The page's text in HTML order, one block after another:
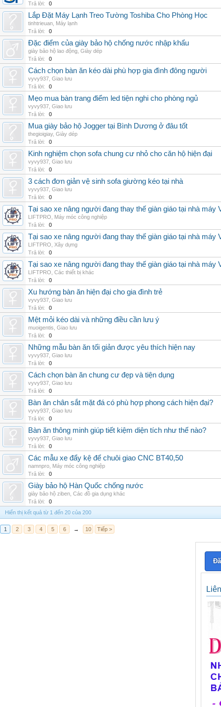
Trả lời:
0
Lắp Đặt Máy Lạnh Treo Tường Toshiba Cho Phòng Học
tinhtrieuan Máy lạnh
Trả lời:
0
Đặc điểm của giày bảo hộ chống nước nhập khẩu
giày bảo hộ lao động Giày dép
Trả lời:
0
Cách chọn bàn ăn kéo dài phù hợp gia đình đông người
vyvy937 Giao lưu
Trả lời:
0
Mẹo mua bàn trang điểm led tiện nghi cho phòng ngủ
vyvy937 Giao lưu
Trả lời:
0
Mua giày bảo hộ Jogger tại Bình Dương ở đâu tốt
thegioigiay, Giày dép
Trả lời:
0
Kinh nghiệm chọn sofa chung cư nhỏ cho căn hộ hiện đại
vyvy937 Giao lưu
Trả lời:
0
3 cách đơn giản vệ sinh sofa giường kéo tại nhà
vyvy937 Giao lưu
Trả lời:
0
Tại sao xe nâng người đang thay thế giàn giáo tại nhà máy
LIFTPRO
Máy móc công nghiệp
Trả lời:
0
Tại sao xe nâng người đang thay thế giàn giáo tại nhà máy
LIFTPRO
Xây dựng
Trả lời:
0
Tại sao xe nâng người đang thay thế giàn giáo tại nhà máy
LIFTPRO Các thiết bị khác
Trả lời:
0
Xu hướng bàn ăn hiện đại cho gia đình trẻ
vyvy937 Giao lưu
Trả lời:
0
Mệt mỏi kéo dài và những điều cần lưu ý
muoigentis Giao lưu
Trả lời:
0
Những mẫu bàn ăn tối giản được yêu thích hiện nay
vyvy937 Giao lưu
Trả lời:
0
Cách chọn bàn ăn chung cư đẹp và tiện dụng
vyvy937 Giao lưu
Trả lời:
0
Bàn ăn chân sắt mặt đá có phù hợp phong cách hiện đại?
vyvy937 Giao lưu
Trả lời:
0
Bàn ăn thông minh giúp tiết kiệm diện tích như thế nào?
vyvy937 Giao lưu
Trả lời:
0
Các mẫu xe đẩy kệ để chuôi giao CNC BT40,50
namnpro Máy móc công nghiệp
Trả lời:
0
Giày bảo hộ Hàn Quốc chống nước
giày bảo hộ ziben Các đồ gia dụng khác
Trả lời:
0
Hiển thị kết quả từ 1 đến 20 của 200
1 2 3 4 5 6 → 10 Tiếp >